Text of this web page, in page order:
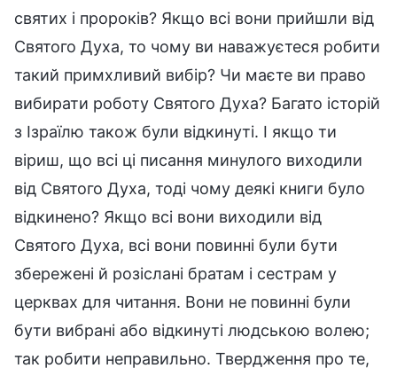
святих і пророків? Якщо всі вони прийшли від
Святого Духа, то чому ви наважуєтеся робити
такий примхливий вибір? Чи маєте ви право
вибирати роботу Святого Духа? Багато історій
з Ізраїлю також були відкинуті. І якщо ти
віриш, що всі ці писання минулого виходили
від Святого Духа, тоді чому деякі книги було
відкинено? Якщо всі вони виходили від
Святого Духа, всі вони повинні були бути
збережені й розіслані братам і сестрам у
церквах для читання. Вони не повинні були
бути вибрані або відкинуті людською волею;
так робити неправильно. Твердження про те,